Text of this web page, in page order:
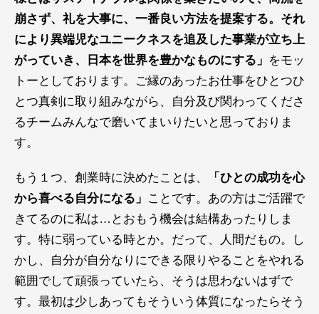
崩さず、礼を大事に、一番良い方法を提案する。それ
により異端児なユニークネスを追及した事業が立ち上
がっていき、日本を世界を豊かなものにする」 をモッ
トーとしております。ご縁のあったお仕事をひとつひ
とつ真剣に取り組みながら、自分及び関わってくださ
るチームみんなで磨いてまいりたいと思っておりま
す。
もう１つ、創業時に決めたことは、
「ひとの成功を心
から喜べる自分になる」 ことです。あの方はご活躍で
きてるのに私は…とおもう機会は結構あったりしま
す。特に弱っている時とか。だって、人間だもの。し
かし、自分が自分なりにできる限りやることをやれる
範囲でして頑張っていたら、そうは思わないはずで
す。最初は少しあってもそういう体質になったらそう